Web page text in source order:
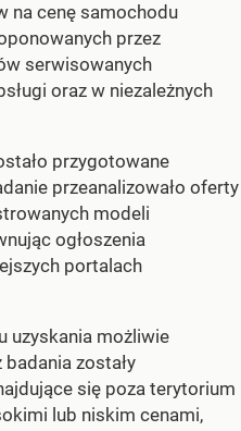
na cenę samochodu
przez
serwisowanych
oraz w niezależnych
przygotowane
przeanalizowało oferty
modeli
ogłoszenia
portalach
uzyskania możliwie
zostały
się poza terytorium
lub niskim cenami,